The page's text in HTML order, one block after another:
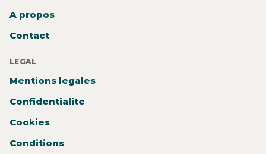
A propos
Contact
LEGAL
Mentions legales
Confidentialite
Cookies
Conditions